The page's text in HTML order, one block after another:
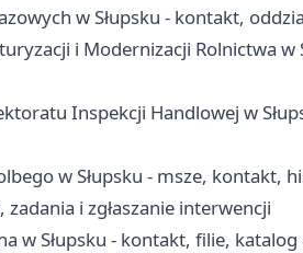
w Słupsku - kontakt,
i Modernizacji Rolnictwa w
Inspekcji Handlowej w
w Słupsku - msze, kontakt,
i zgłaszanie interwencji
w Słupsku - kontakt, filie,